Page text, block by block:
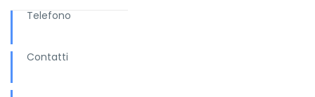
Telefono
Contatti